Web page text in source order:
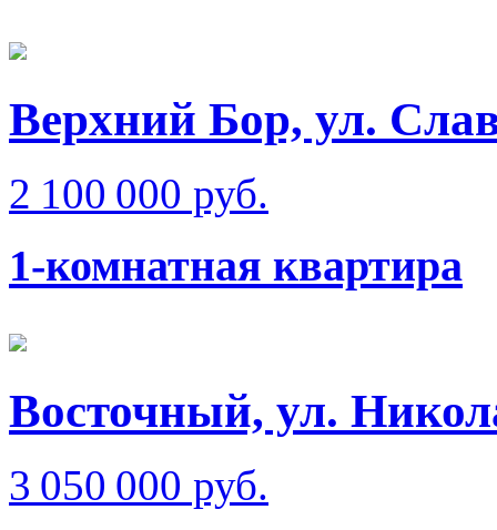
Верхний Бор, ул.
2 100 000 руб.
1-комнатная квартира
Восточный, ул.
3 050 000 руб.